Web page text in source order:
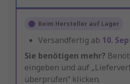
Beim Hersteller auf Lager
Versandfertig ab 10.
Sie benötigen mehr?
eingeben und auf
überprüfen“ klicken.